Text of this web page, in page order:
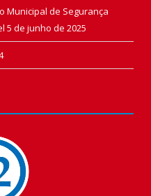
Municipal de Segurança
5 de junho de 2025